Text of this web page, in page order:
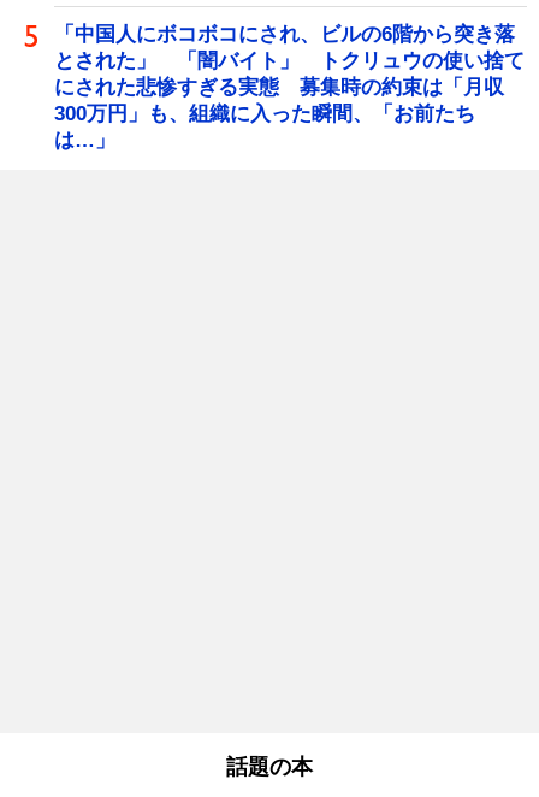
「中国人にボコボコにされ、ビルの6階から突き落
とされた」 「闇バイト」 トクリュウの使い捨て
にされた悲惨すぎる実態 募集時の約束は「月収
300万円」も、組織に入った瞬間、「お前たち
は…」
話題の本